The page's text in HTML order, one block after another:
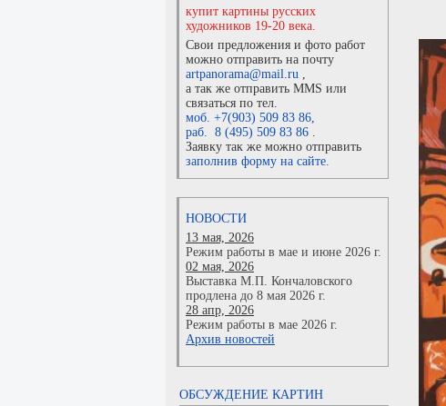
купит картины русских
художников 19-20 века.
Свои предложения и фото работ
можно отправить на почту
artpanorama@mail.ru ,
а так же отправить MMS или
связаться по тел.
моб. +7(903) 509 83 86,
раб. 8 (495) 509 83 86 .
Заявку так же можно отправить
заполнив форму на сайте.
НОВОСТИ
13 мая, 2026
Режим работы в мае и июне 2026 г.
02 мая, 2026
Выставка М.П. Кончаловского
продлена до 8 мая 2026 г.
28 апр, 2026
Режим работы в мае 2026 г.
Архив новостей
ОБСУЖДЕНИЕ КАРТИН